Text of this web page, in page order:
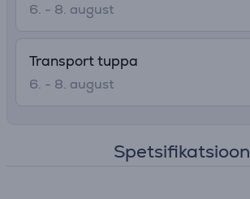
6. - 8. august
Transport tuppa
6. - 8. august
Spetsifikatsioon